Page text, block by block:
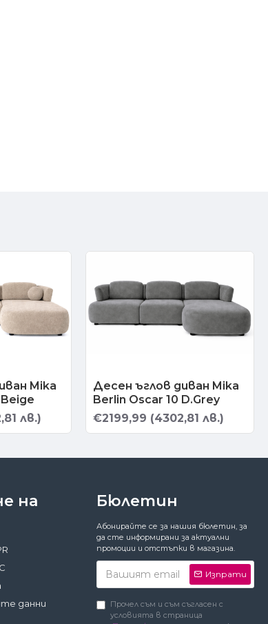
Mika
лв.)
Десен ъглов диван Mika
Berlin Oscar 10 D.Grey
€2199,99 (4302,81 лв.)
на
данни
Бюлетин
Абонирайте се за нашия бюлетин, за
да сте информирани за актуални
промоции и отстъпки в магазина.
Изпрати
Прочел съм и съм съгласен с
условията в страница